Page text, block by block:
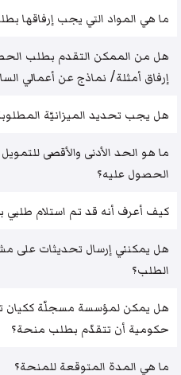
ما هي المواد التي يجب إرفاقها
هل من الممكن التقدم بطلب
إرفاق أمثلة/ نماذج عن أعمالي
هل يجب تحديد الميزانيّة
ما هو الحد الأدنى والأقصى
الحصول عليه؟
كيف أعرف أنه قد تم استلام طلبي
هل يمكنني إرسال تحديثات على
الطلب؟
هل يمكن لمؤسسة مسجلّة ككيان
حكومية أن تتقدّم بطلب منحة؟
ما هي المدة المتوقعة للمنحة؟